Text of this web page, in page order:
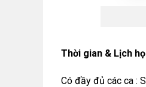
Thời gian & Lịch
Có đầy đủ các ca :